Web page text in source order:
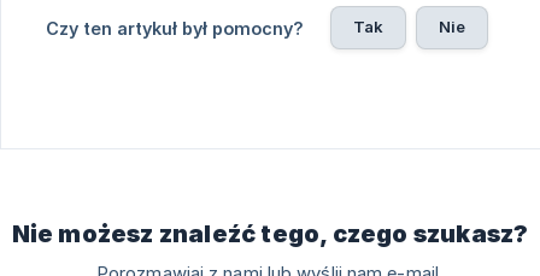
Czy ten artykuł był pomocny? Tak Nie
Nie możesz znaleźć tego, czego szukasz?